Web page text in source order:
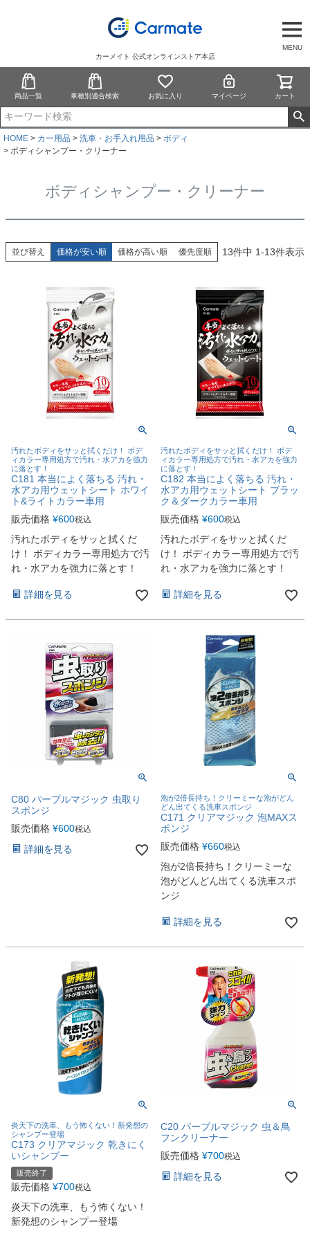
MENU
カーメイト 公式オンラインストア本店
商品一覧 車種別適合検索 お気に入り マイページ カート
HOME カー用品 洗車・お手入れ用品
ボディ
ボディシャンプー・クリーナー
ボディシャンプー・クリーナー
並び替え 価格が安い順 価格が高い順 優先度順 13件中 1-13件表示
汚れたボディをサッと拭くだけ！ ボデ
ィカラー専用処方で汚れ・水アカを強力
に落とす！
C181 本当によく落ちる 汚れ・
水アカ用ウェットシート ホワイ
ト&ライトカラー車用
販売価格 ¥600税込
汚れたボディをサッと拭くだ
け！ ボディカラー専用処方で汚
れ・水アカを強力に落とす！
詳細を見る
汚れたボディをサッと拭くだけ！ ボデ
ィカラー専用処方で汚れ・水アカを強力
に落とす！
C182 本当によく落ちる 汚れ・
水アカ用ウェットシート ブラッ
ク＆ダークカラー車用
販売価格 ¥600税込
汚れたボディをサッと拭くだ
け！ ボディカラー専用処方で汚
れ・水アカを強力に落とす！
詳細を見る
C80 パープルマジック 虫取り
スポンジ
販売価格 ¥600税込
詳細を見る
泡が2倍長持ち！クリーミーな泡がどん
どん出てくる洗車スポンジ
C171 クリアマジック 泡MAXス
ポンジ
販売価格 ¥660税込
泡が2倍長持ち！クリーミーな
泡がどんどん出てくる洗車スポ
ンジ
詳細を見る
炎天下の洗車、もう怖くない！新発想の
シャンプー登場
C173 クリアマジック 乾きにく
いシャンプー
販売終了
販売価格 ¥700税込
炎天下の洗車、もう怖くない！
新発想のシャンプー登場
C20 パープルマジック 虫＆鳥
フンクリーナー
販売価格 ¥700税込
詳細を見る